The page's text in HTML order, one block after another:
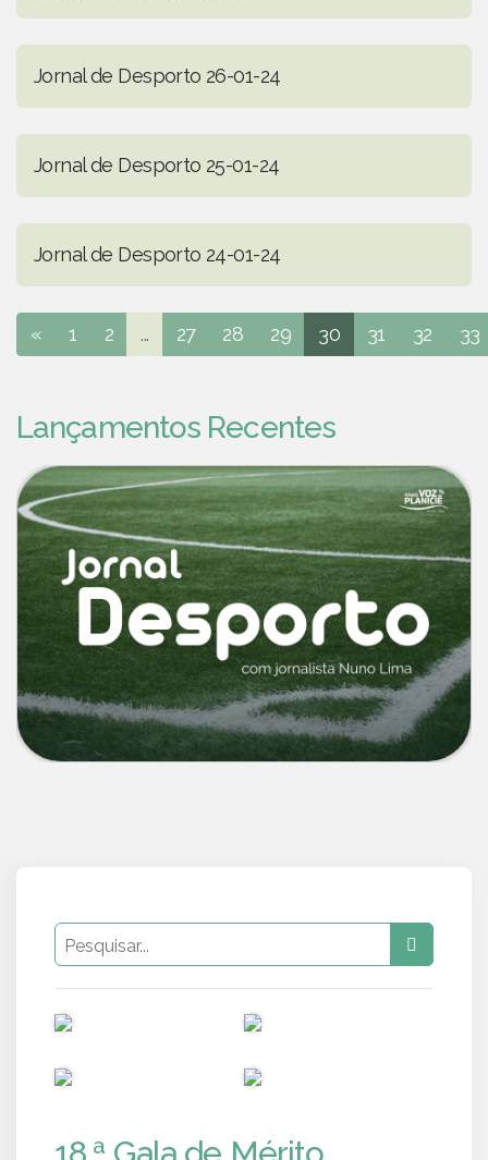
Jornal de Desporto 26-01-24
Jornal de Desporto 25-01-24
Jornal de Desporto 24-01-24
« 1 2 ... 27 28 29 30 31 32 33
Lançamentos Recentes